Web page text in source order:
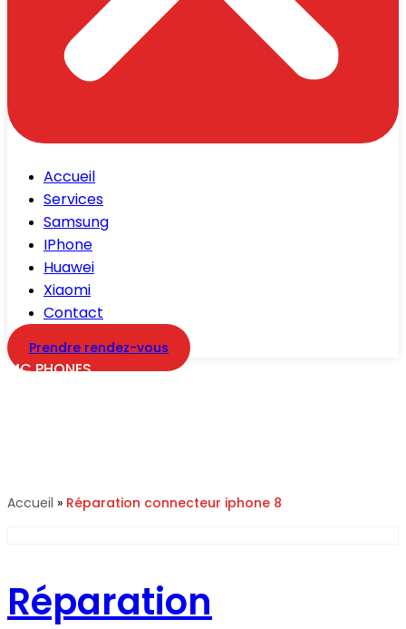
Accueil
Services
Samsung
IPhone
Huawei
Xiaomi
Contact
Prendre rendez-vous
MC PHONES
Accueil » Réparation connecteur iphone 8
Réparation